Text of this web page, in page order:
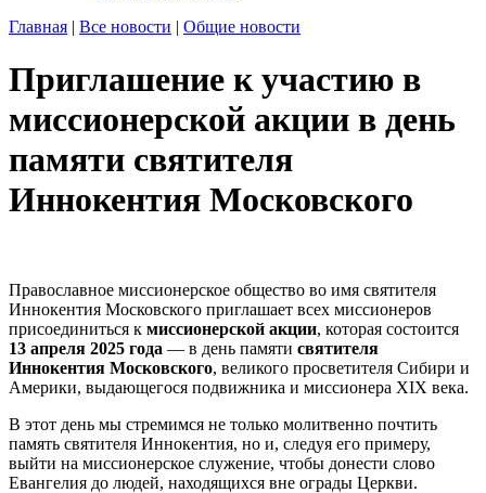
Главная | Все новости | Общие новости
Приглашение к участию в
миссионерской акции в день
памяти святителя
Иннокентия Московского
Православное миссионерское общество во имя святителя
Иннокентия Московского приглашает всех миссионеров
присоединиться к миссионерской акции, которая состоится
13 апреля 2025 года — в день памяти святителя
Иннокентия Московского, великого просветителя Сибири и
Америки, выдающегося подвижника и миссионера XIX века.
В этот день мы стремимся не только молитвенно почтить
память святителя Иннокентия, но и, следуя его примеру,
выйти на миссионерское служение, чтобы донести слово
Евангелия до людей, находящихся вне ограды Церкви.